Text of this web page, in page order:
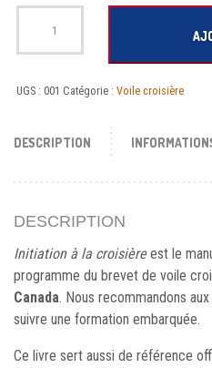
quantité de Initiation à la croisière
UGS : 001 Catégorie : Voile croisière
DESCRIPTION
DESCRIPTION
Initiation à la croisièreest le
programme du brevet de voile
Canada. Nous recommandons
suivre une formation embarquée.
Ce livre sert aussi de référence